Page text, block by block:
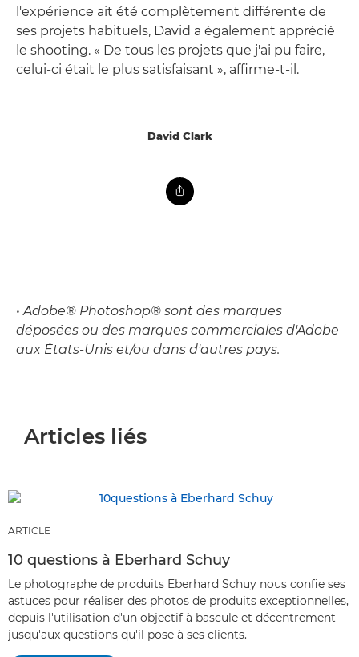
l'expérience ait été complètement différente de
ses projets habituels, David a également apprécié
le shooting. « De tous les projets que j'ai pu faire,
celui-ci était le plus satisfaisant », affirme-t-il.
David Clark
• Adobe® Photoshop® sont des marques
déposées ou des marques commerciales d'Adobe
aux États-Unis et/ou dans d'autres pays.
Articles liés
ARTICLE
10 questions à Eberhard Schuy
Le photographe de produits Eberhard Schuy nous confie ses
astuces pour réaliser des photos de produits exceptionnelles,
depuis l'utilisation d'un objectif à bascule et décentrement
jusqu'aux questions qu'il pose à ses clients.